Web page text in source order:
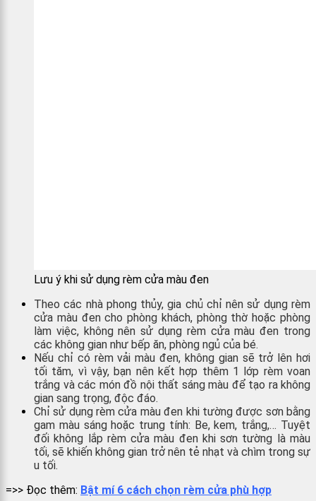
Lưu ý khi sử dụng rèm cửa màu đen
Theo các nhà phong thủy, gia chủ chỉ nên sử dụng rèm
cửa màu đen cho phòng khách, phòng thờ hoặc phòng
làm việc, không nên sử dụng rèm cửa màu đen trong
các không gian như bếp ăn, phòng ngủ của bé.
Nếu chỉ có rèm vải màu đen, không gian sẽ trở lên hơi
tối tăm, vì vậy, bạn nên kết hợp thêm 1 lớp rèm voan
trắng và các món đồ nội thất sáng màu để tạo ra không
gian sang trọng, độc đáo.
Chỉ sử dụng rèm cửa màu đen khi tường được sơn bằng
gam màu sáng hoặc trung tính: Be, kem, trắng,… Tuyệt
đối không lắp rèm cửa màu đen khi sơn tường là màu
tối, sẽ khiến không gian trở nên tẻ nhạt và chìm trong sự
u tối.
=>> Đọc thêm: Bật mí 6 cách chọn rèm cửa phù hợp